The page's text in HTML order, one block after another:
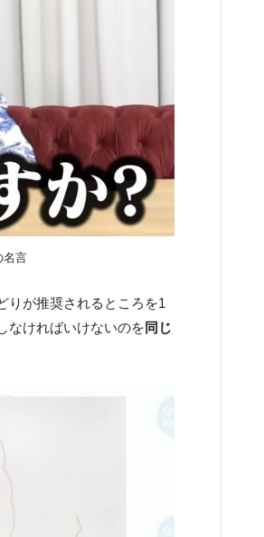
名言
りが推奨されるところを1
なければいけないのを 同じ